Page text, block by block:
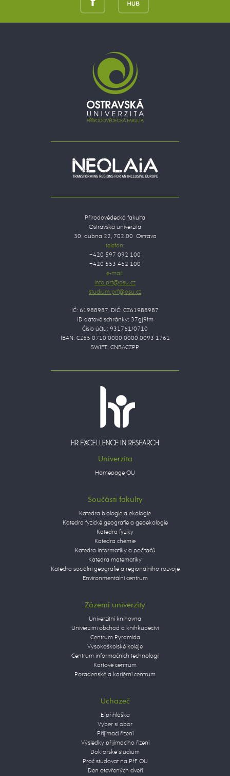
Přírodovědecká fakulta
Ostravská univerzita
30. dubna 22, 702 00 Ostrava
telefon:
+420 597 092 100
+420 553 462 100
e-mail:
IČ: 61988987, DIČ: CZ61988987
ID datové schránky: 37gj9fm
Číslo účtu: 931761/0710
IBAN: CZ65 0710 0000 0000 0093 1761
SWIFT: CNBACZPP
Univerzita
Homepage OU
Součásti fakulty
Katedra biologie a ekologie
Katedra fyzické geografie a geoekologie
Katedra fyziky
Katedra chemie
Katedra informatiky a počítačů
Katedra matematiky
Katedra sociální geografie a regionálního rozvoje
Environmentální centrum
Zázemí univerzity
Univerzitní knihovna
Univerzitní obchod a knihkupectví
Centrum Pyramida
Vysokoškolské koleje
Centrum informačních technologií
Kartové centrum
Poradenské a kariérní centrum
Uchazeč
E-přihláška
Vyber si obor
Přijímací řízení
Výsledky přijímacího řízení
Doktorské studium
Proč studovat na PřF OU
Den otevřených dveří